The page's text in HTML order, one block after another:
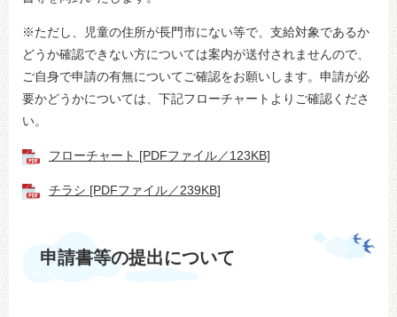
※ただし、児童の住所が長門市にない等で、支給対象であるか
どうか確認できない方については案内が送付されませんので、
ご自身で申請の有無についてご確認をお願いします。申請が必
要かどうかについては、下記フローチャートよりご確認くださ
い。
フローチャート [PDFファイル／123KB]
チラシ [PDFファイル／239KB]
申請書等の提出について